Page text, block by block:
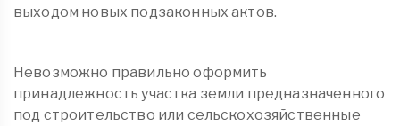
выходом новых подзаконных актов.
Невозможно правильно оформить
принадлежность участка земли предназначенного
под строительство или сельскохозяйственные